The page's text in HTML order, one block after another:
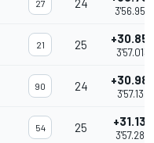
27 24
3'56.955
21 25
3'57.013
90 24
3'57.136
54 25 +31.130
3'57.286